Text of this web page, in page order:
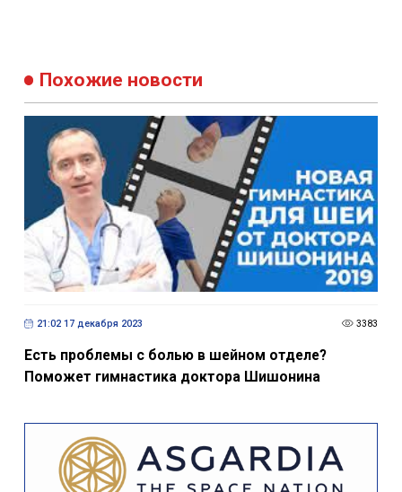
Похожие новости
21:02 17 декабря 2023 3383
Есть проблемы с болью в шейном отделе?
Поможет гимнастика доктора Шишонина